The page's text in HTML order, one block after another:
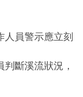
人員警示應立刻
斷溪流狀況，